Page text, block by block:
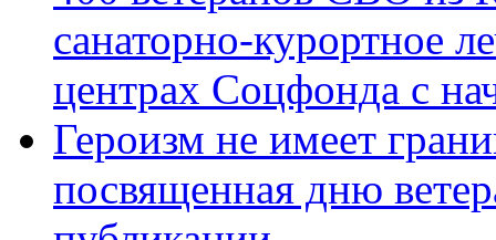
санаторно-курортное
центрах Соцфонда с
Героизм не имеет
посвященная дню